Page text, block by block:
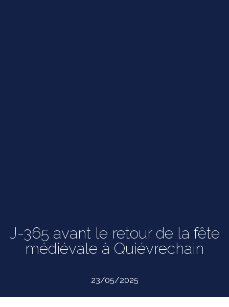
J-365 avant le retour de la fête
médiévale à Quiévrechain
23/05/2025